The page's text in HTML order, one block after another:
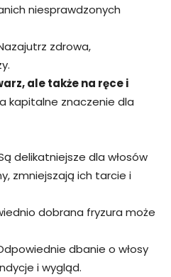
niesprawdzonych
zdrowa,
ale także na ręce i
kapitalne znaczenie dla
delikatniejsze dla włosów
zmniejszają ich tarcie i
dobrana fryzura może
dbanie o włosy
i wygląd.